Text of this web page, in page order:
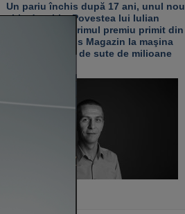
Un pariu închis după 17 ani, unul nou
abia deschis. Povestea lui Iulian
Stanciu de la primul premiu primit din
partea Business Magazin la maşina
lui de investiţii de sute de milioane